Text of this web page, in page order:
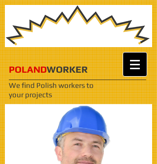
POLANDWORKER
We find Polish workersto
your projects